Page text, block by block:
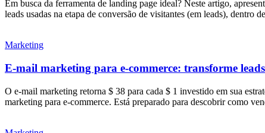
Em busca da ferramenta de landing page ideal? Neste artigo,
leads usadas na etapa de conversão de visitantes (em leads),
Marketing
E-mail marketing para e-commerce: transforme
O e-mail marketing retorna $ 38 para cada $ 1 investido em sua
marketing para e-commerce. Está preparado para descobrir como